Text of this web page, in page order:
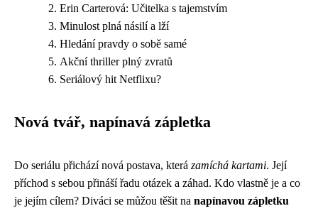
Erin Carterová: Učitelka s tajemstvím
Minulost plná násilí a lží
Hledání pravdy o sobě samé
Akční thriller plný zvratů
Seriálový hit Netflixu?
Nová tvář, napínavá zápletka
Do seriálu přichází nová postava, která zamíchá kartami. Její
příchod s sebou přináší řadu otázek a záhad. Kdo vlastně je a co
je jejím cílem? Diváci se můžou těšit na napínavou zápletku